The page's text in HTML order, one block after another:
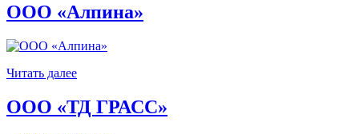
ООО «Алпина»
Читать далее
ООО «ТД ГРАСС»